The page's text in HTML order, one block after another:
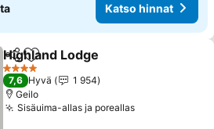
Katso hinnat
Jaa Lisää suosikkeihin
Highland Lodge
4 Tähtiluokitus
7,6 Hyvä
1 954
Geilo
Sisäuima-allas ja poreallasKatso hinnat